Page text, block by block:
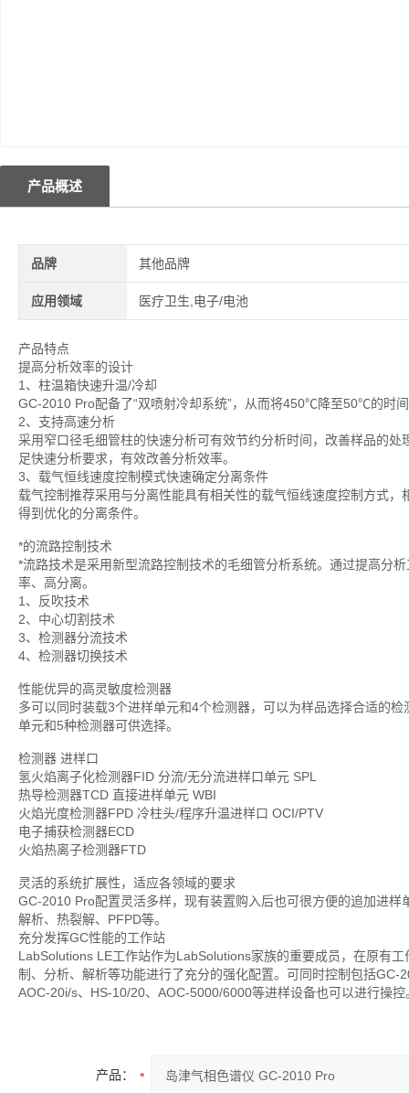
产品概述
品牌 其他品牌
应用领域 医疗卫生,电子/电池
产品特点
提高分析效率的设计
1、柱温箱快速升温/冷却
GC-2010 Pro配备了“双喷射冷却系统”，从而将450℃降至50℃的时
2、支持高速分析
采用窄口径毛细管柱的快速分析可有效节约分析时间，改善样品的
足快速分析要求，有效改善分析效率。
3、载气恒线速度控制模式快速确定分离条件
载气控制推荐采用与分离性能具有相关性的载气恒线速度控制方式
得到优化的分离条件。
*的流路控制技术
*流路技术是采用新型流路控制技术的毛细管分析系统。通过提高分
率、高分离。
1、反吹技术
2、中心切割技术
3、检测器分流技术
4、检测器切换技术
性能优异的高灵敏度检测器
多可以同时装载3个进样单元和4个检测器，可以为样品选择合适的
单元和5种检测器可供选择。
检测器 进样口
氢火焰离子化检测器FID 分流/无分流进样口单元 SPL
热导检测器TCD 直接进样单元 WBI
火焰光度检测器FPD 冷柱头/程序升温进样口 OCI/PTV
电子捕获检测器ECD
火焰热离子检测器FTD
灵活的系统扩展性，适应各领域的要求
GC-2010 Pro配置灵活多样，现有装置购入后也可很方便的追加进
解析、热裂解、PFPD等。
充分发挥GC性能的工作站
LabSolutions LE工作站作为LabSolutions家族的重要成员，在原有
制、分析、解析等功能进行了充分的强化配置。可同时控制包括
AOC-20i/s、HS-10/20、AOC-5000/6000等进样设备也可以进行操控
产品：